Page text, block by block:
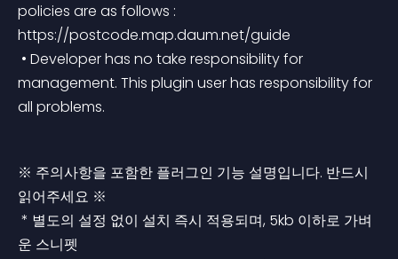
policies are as follows :
https://postcode.map.daum.net/guide
management. This plugin user has responsibility for
all problems.
※ 주의사항을 포함한 플러그인 기능 설명입니다. 반드시
읽어주세요 ※
운 스니펫